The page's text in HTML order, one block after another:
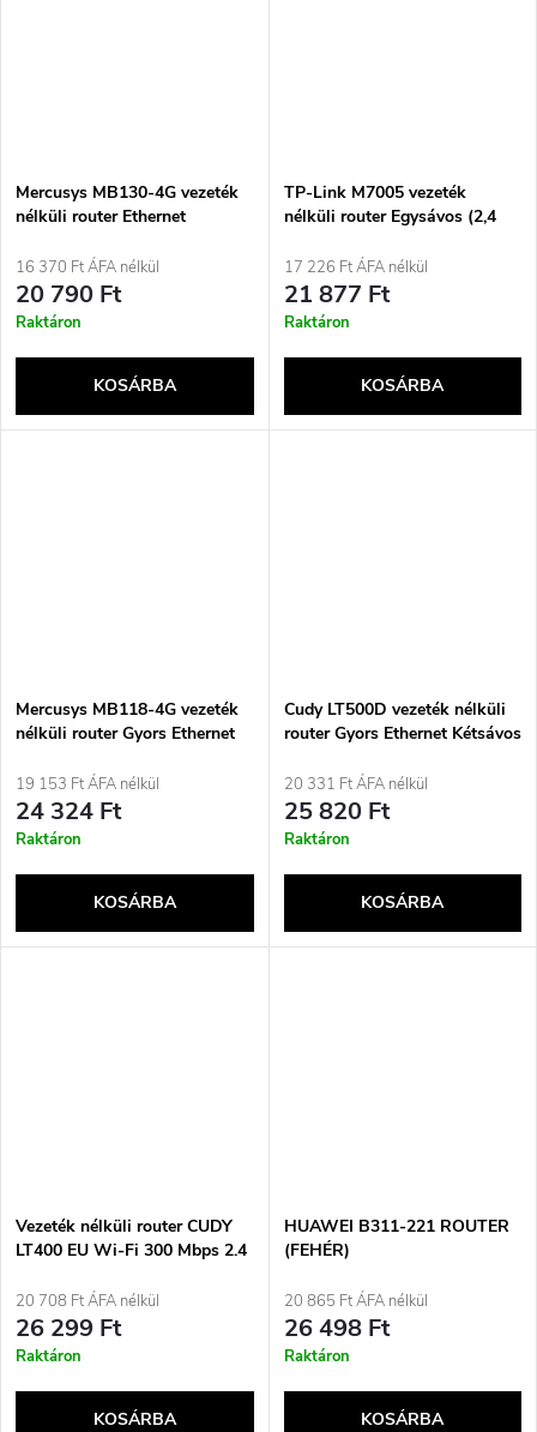
Mercusys MB130-4G vezeték
nélküli router Ethernet
Fehér
16 370 Ft ÁFA nélkül
20 790 Ft
Raktáron
KOSÁRBA
TP-Link M7005 vezeték
nélküli router Egysávos (2,4
17 226 Ft ÁFA nélkül
21 877 Ft
Raktáron
KOSÁRBA
Mercusys MB118-4G vezeték
nélküli router Gyors Ethernet
19 153 Ft ÁFA nélkül
24 324 Ft
Raktáron
KOSÁRBA
Cudy LT500D vezeték nélküli
router Gyors Ethernet Kétsávos
20 331 Ft ÁFA nélkül
25 820 Ft
Raktáron
KOSÁRBA
Vezeték nélküli router CUDY
LT400 EU Wi-Fi 300 Mbps 2.4
20 708 Ft ÁFA nélkül
26 299 Ft
Raktáron
KOSÁRBA
HUAWEI B311-221 ROUTER
(FEHÉR)
20 865 Ft ÁFA nélkül
26 498 Ft
Raktáron
KOSÁRBA